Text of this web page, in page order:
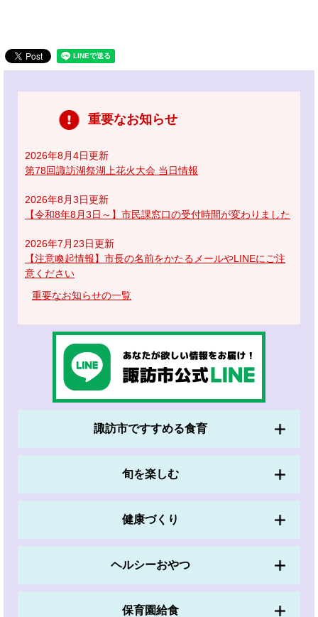
重要なお知らせ
2026年8月4日更新
第78回諏訪湖祭湖上花火大会 当日情報
2026年8月3日更新
【令和8年8月3日～】市民課窓口の受付時間が変わりました
2026年7月23日更新
【注意喚起情報】市長の名前をかたるメールやLINEにご注
意ください
重要なお知らせの一覧
諏訪市ですすめる食育
旬を楽しむ
健康づくり
ヘルシーおやつ
保育園給食